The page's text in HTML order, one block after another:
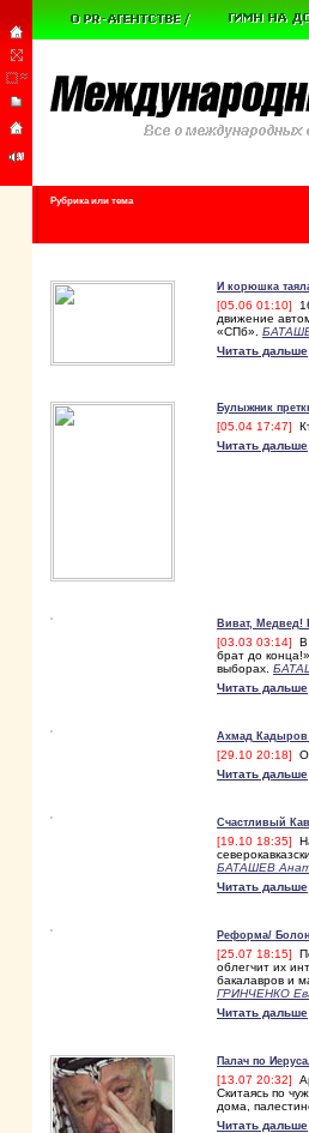
Рубрика или тема
И корюшка
[05.06 01:10]
движение
«СПб».
Читать дальше
Булыжник
[05.04 17:47]
Читать дальше
Виват, Медвед!
[03.03 03:14] В
брат до
выборах.
Читать дальше
Ахмад Кадыров
[29.10 20:18]
Читать дальше
Счастливый
[19.10 18:35]
БАТАШЕВ
Читать дальше
Реформа/
[25.07 18:15]
облегчит их
бакалавров и
ГРИНЧЕНКО
Читать дальше
Палач по
[13.07 20:32]
Скитаясь по
дома,
Читать дальше